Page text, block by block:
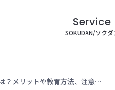
Service
SOKUDAN/ソクダ
AI人材を教育するには？メリットや教育方法、注意点を解説